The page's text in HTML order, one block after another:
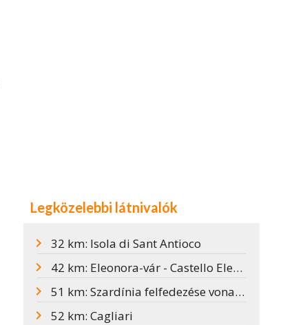
Legközelebbi látnivalók
32 km: Isola di Sant Antioco
42 km: Eleonora-vár - Castello Eleonora D'Arborea
51 km: Szardínia felfedezése vonattal
52 km: Cagliari